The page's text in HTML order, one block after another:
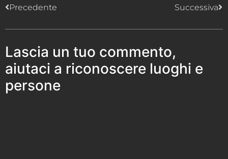
Precedente Successiva
Lascia un tuo commento,
aiutaci a riconoscere luoghi e
persone